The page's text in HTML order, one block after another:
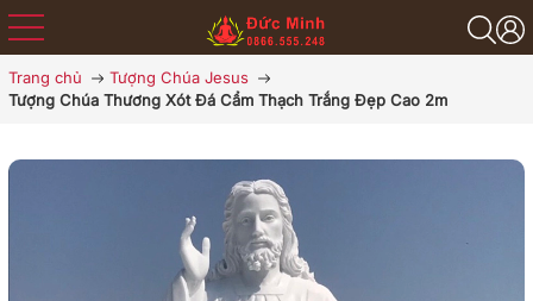
Trang chủ
Tượng Chúa Jesus
Tượng Chúa Thương Xót Đá Cẩm Thạch Trắng Đẹp Cao 2m